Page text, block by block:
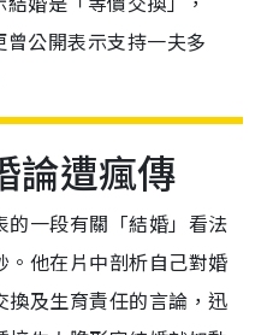
公開表示支持一夫多
論遭瘋傳
一段有關「結婚」看法
。他在片中剖析自己對婚
換及生育責任的言論，迅